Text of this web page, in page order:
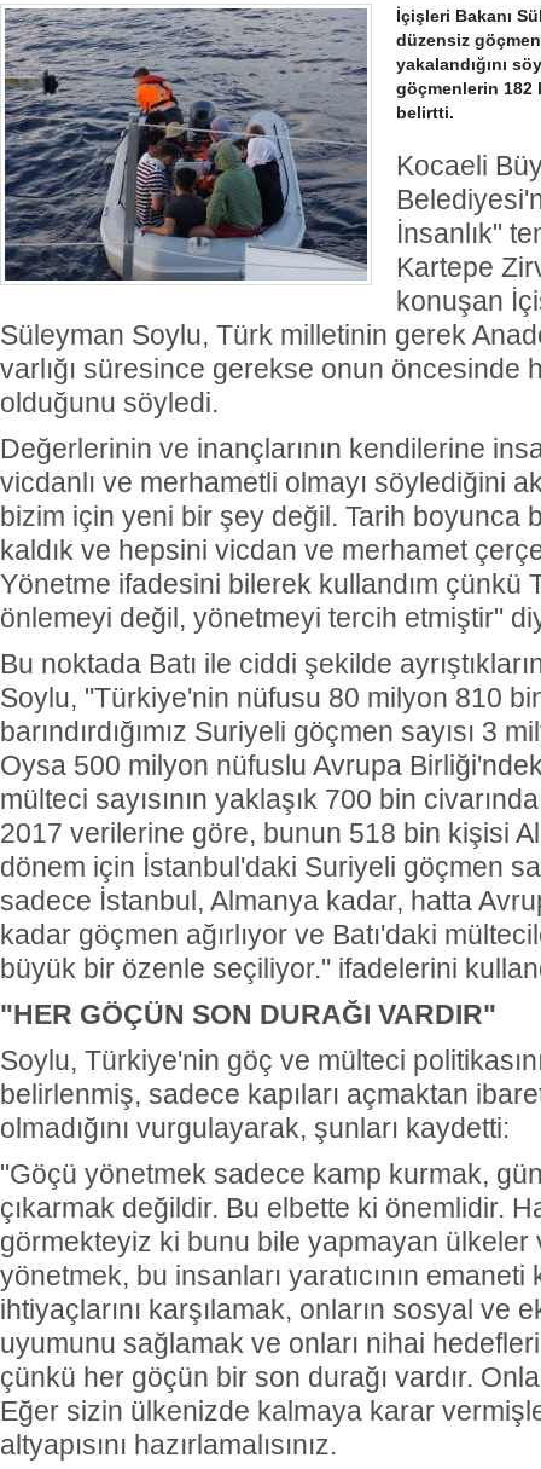
İçişleri Bakanı
düzensiz
yakalandığını
göçmenlerin 182
belirtti.
Kocaeli
İnsanlık"
Kartepe
konuşan
Süleyman Soylu, Türk milletinin gerek
varlığı süresince gerekse onun öncesinde
olduğunu söyledi.
Değerlerinin ve inançlarının kendilerine
vicdanlı ve merhametli olmayı söylediğini
bizim için yeni bir şey değil. Tarih boyunca
kaldık ve hepsini vicdan ve merhamet
Yönetme ifadesini bilerek kullandım çünkü
önlemeyi değil, yönetmeyi tercih etmiştir"
Bu noktada Batı ile ciddi şekilde
Soylu, "Türkiye'nin nüfusu 80 milyon 810
barındırdığımız Suriyeli göçmen sayısı 3
Oysa 500 milyon nüfuslu Avrupa
mülteci sayısının yaklaşık 700 bin
2017 verilerine göre, bunun 518 bin kişisi
dönem için İstanbul'daki Suriyeli göçmen
sadece İstanbul, Almanya kadar, hatta
kadar göçmen ağırlıyor ve Batı'daki
büyük bir özenle seçiliyor." ifadelerini
"HER GÖÇÜN SON DURAĞI VARDIR"
Soylu, Türkiye'nin göç ve mülteci
belirlenmiş, sadece kapıları açmaktan
olmadığını vurgulayarak, şunları kaydetti:
"Göçü yönetmek sadece kamp kurmak,
çıkarmak değildir. Bu elbette ki önemlidir.
görmekteyiz ki bunu bile yapmayan ülkeler
yönetmek, bu insanları yaratıcının
ihtiyaçlarını karşılamak, onların sosyal ve
uyumunu sağlamak ve onları nihai
çünkü her göçün bir son durağı vardır.
Eğer sizin ülkenizde kalmaya karar
altyapısını hazırlamalısınız.